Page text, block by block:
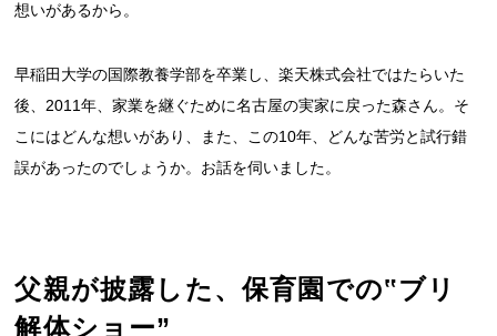
想いがあるから。
早稲田大学の国際教養学部を卒業し、楽天株式会社ではたらいた
後、2011年、家業を継ぐために名古屋の実家に戻った森さん。そ
こにはどんな想いがあり、また、この10年、どんな苦労と試行錯
誤があったのでしょうか。お話を伺いました。
父親が披露した、保育園での‟ブリ
解体ショー”